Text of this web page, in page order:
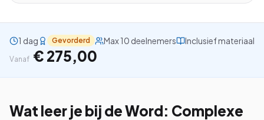
Gratis studiegids downloaden
4.8/5 15.000+ deelnemers
1 dag Gevorderd Max 10 deelnemers Inclusief materiaal
Vanaf € 275,00
Wat leer je bij deWord: Complexe